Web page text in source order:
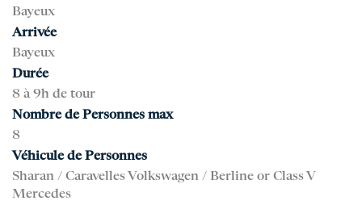
Bayeux
Arrivée
Bayeux
Durée
8 à 9h de tour
Nombre de Personnes max
8
Véhicule de Personnes
Sharan / Caravelles Volkswagen / Berline or Class V
Mercedes